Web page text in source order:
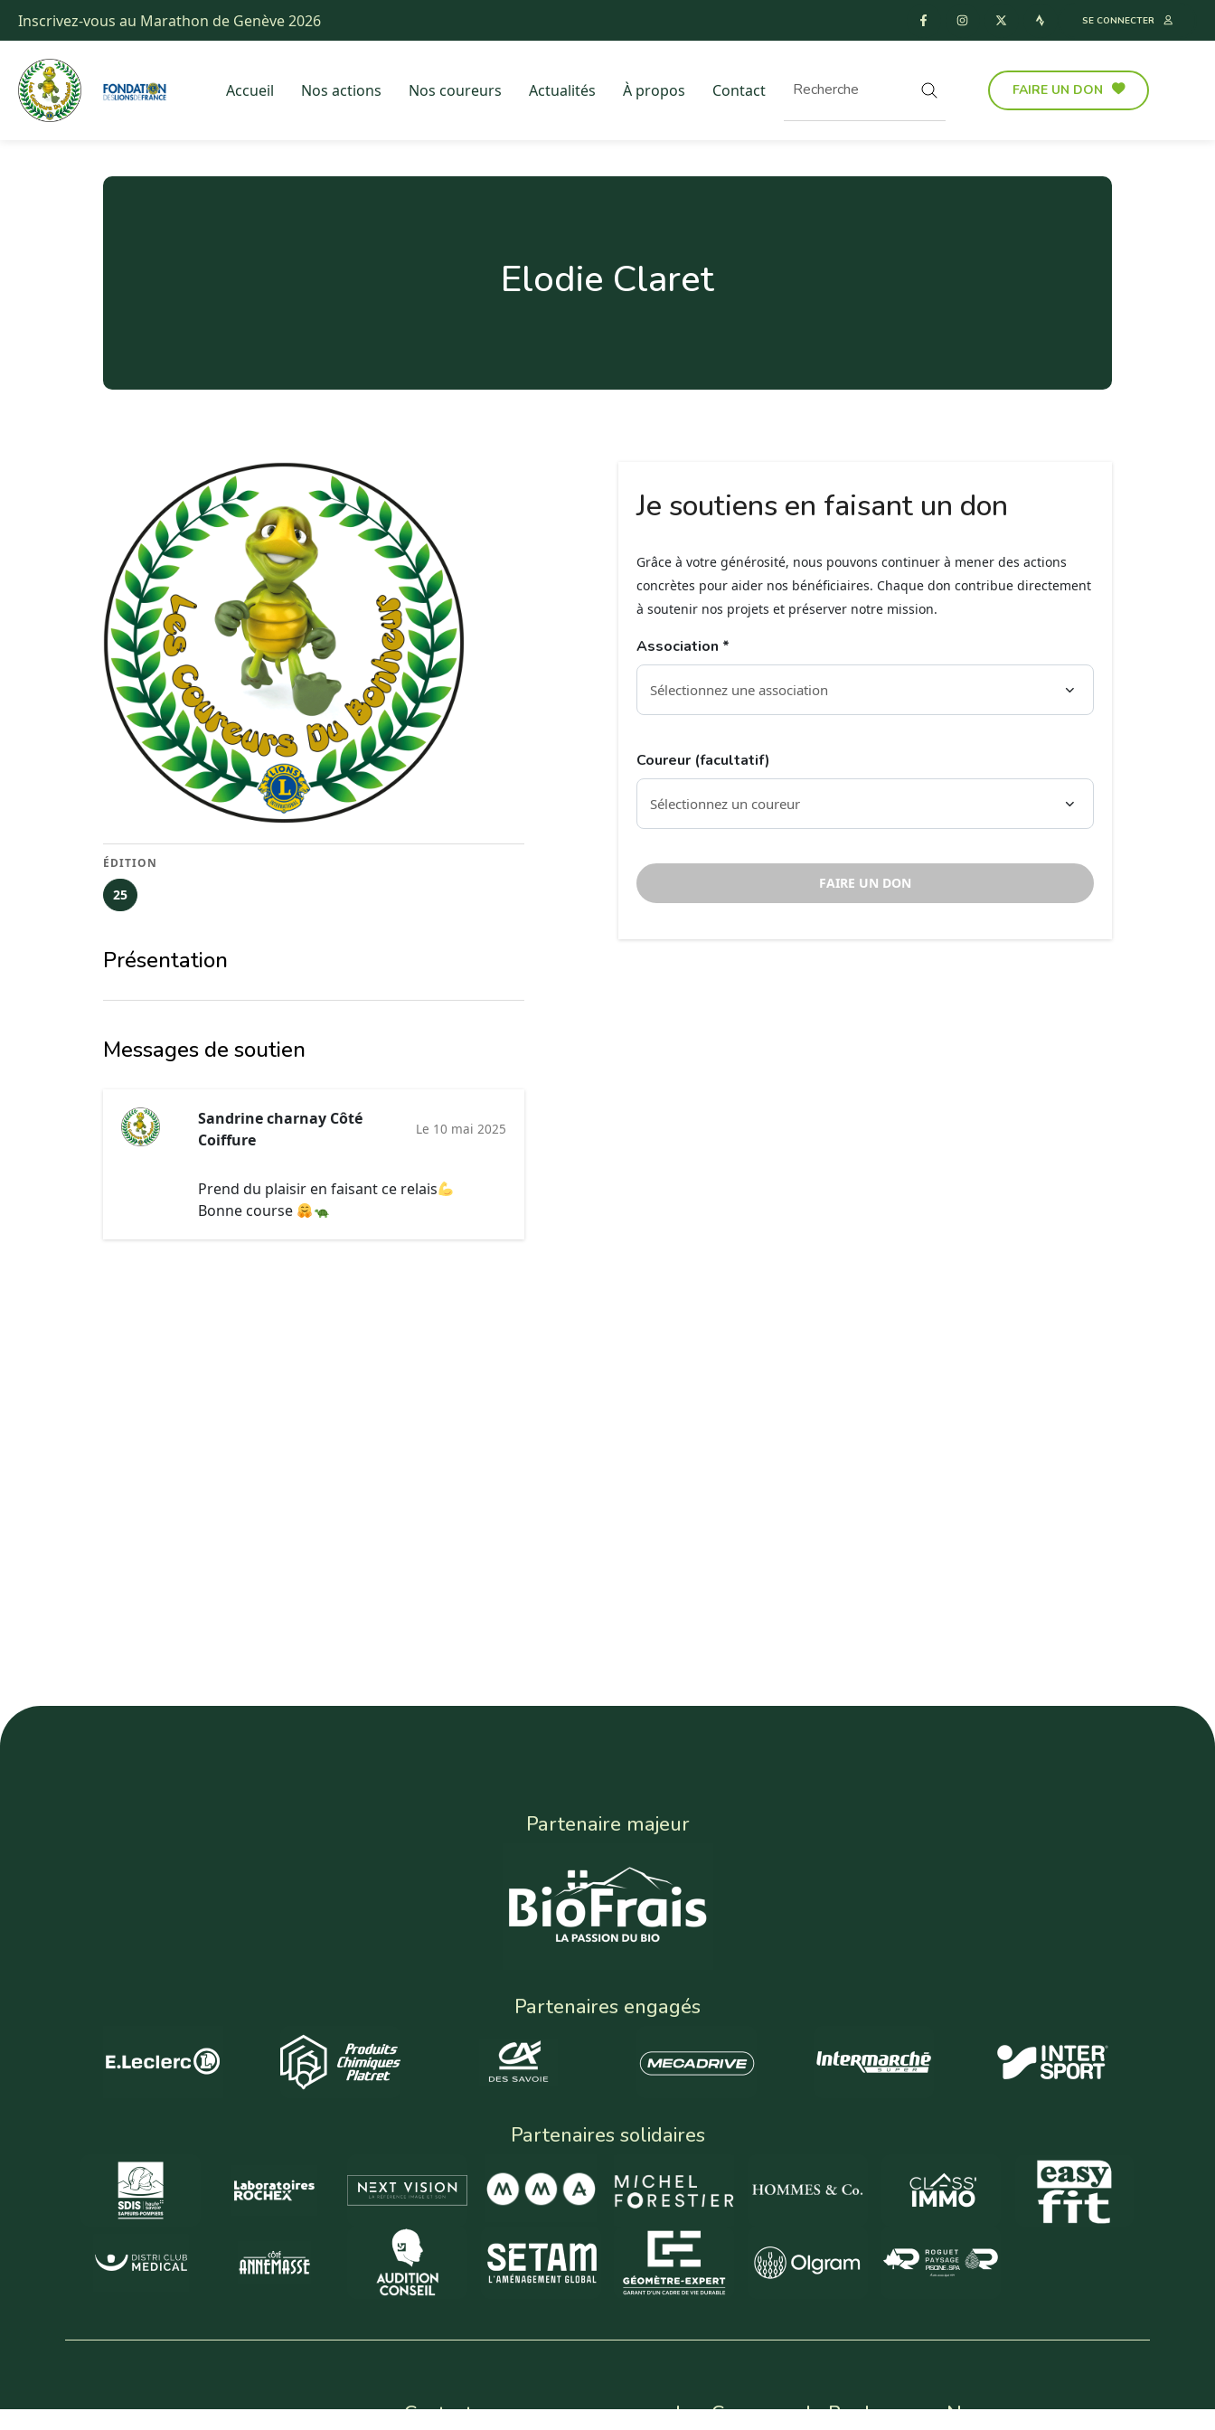
Inscrivez-vous au Marathon de Genève 2026 SE CONNECTER
Accueil Nos actions Nos coureurs Actualités À propos Contact FAIRE UN DON
Elodie Claret
ÉDITION
25
Présentation
Messages de soutien
Sandrine charnay Côté
Coiffure
Le 10 mai 2025
Prend du plaisir en faisant ce relais
Bonne course
Je soutiens en faisant un don
Grâce à votre générosité, nous pouvons continuer à mener des actions
concrètes pour aider nos bénéficiaires. Chaque don contribue directement
à soutenir nos projets et préserver notre mission.
Association *
Coureur (facultatif)
FAIRE UN DON
Partenaire majeur
Partenaires engagés
Partenaires solidaires
Contact Les Coureurs du Bonheur Nos coureurs